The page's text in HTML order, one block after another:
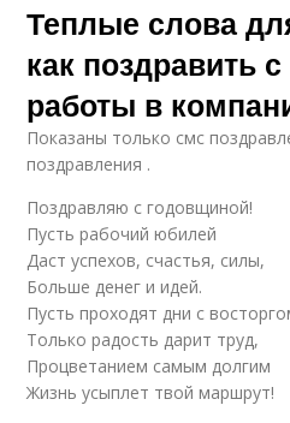
Теплые слова
как поздравить
работы в
Показаны только смс
поздравления .
Поздравляю с годовщиной!
Пусть рабочий юбилей
Даст успехов, счастья, силы,
Больше денег и идей.
Пусть проходят дни с
Только радость дарит труд,
Процветанием самым долгим
Жизнь усыплет твой маршрут!